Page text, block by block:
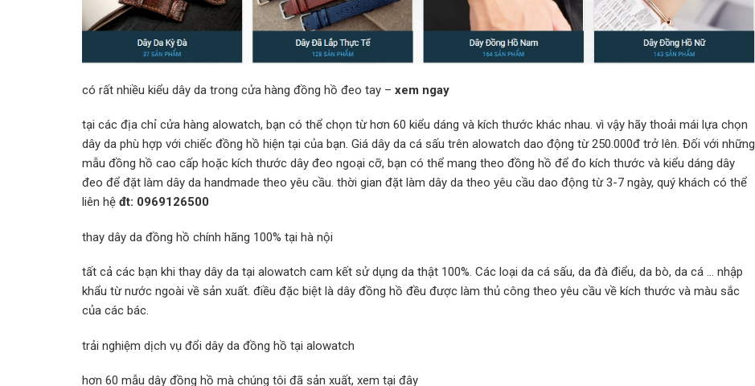
có rất nhiều kiểu dây da trong cửa hàng đồng hồ đeo tay – xem ngay
tại các địa chỉ cửa hàng alowatch, bạn có thể chọn từ hơn 60 kiểu dáng và kích thước khác nhau. vì vậy hãy thoải mái lựa chọn
dây da phù hợp với chiếc đồng hồ hiện tại của bạn. Giá dây da cá sấu trên alowatch dao động từ 250.000đ trở lên. Đối với những
mẫu đồng hồ cao cấp hoặc kích thước dây đeo ngoại cỡ, bạn có thể mang theo đồng hồ để đo kích thước và kiểu dáng dây
đeo để đặt làm dây da handmade theo yêu cầu. thời gian đặt làm dây da theo yêu cầu dao động từ 3-7 ngày, quý khách có thể
liên hệ đt: 0969126500
thay dây da đồng hồ chính hãng 100% tại hà nội
tất cả các bạn khi thay dây da tại alowatch cam kết sử dụng da thật 100%. Các loại da cá sấu, da đà điểu, da bò, da cá … nhập
khẩu từ nước ngoài về sản xuất. điều đặc biệt là dây đồng hồ đều được làm thủ công theo yêu cầu về kích thước và màu sắc
của các bác.
trải nghiệm dịch vụ đổi dây da đồng hồ tại alowatch
hơn 60 mẫu dây đồng hồ mà chúng tôi đã sản xuất, xem tại đây